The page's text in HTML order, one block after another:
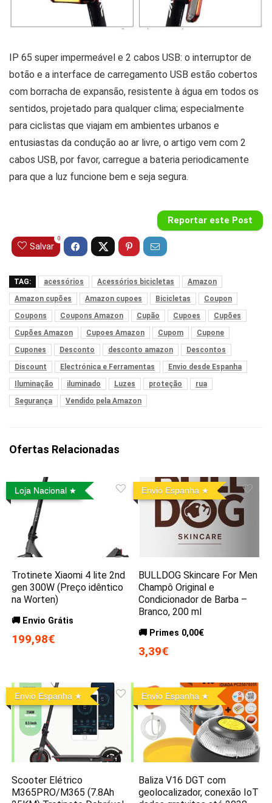
IP 65 super impermeável e 2 cabos USB: o interruptor de
botão e a interface de carregamento USB estão cobertos
com borracha de expansão, resistente à água em todos os
sentidos, projetado para qualquer clima; especialmente
para ciclistas que viajam em ambientes urbanos e
entusiastas da condução ao ar livre, o artigo vem com 2
cabos USB, por favor, carregue a bateria periodicamente
para que a luz funcione bem e seja segura.
Reportar este Post
Salvar
0
TAG: acessórios Acessórios bicicletas
Amazon
Amazon cupões
Amazon cupoes Bicicletas
Coupon
Coupons
Coupons Amazon Cupão Cupoes
Cupões
Cupões Amazon
Cupoes Amazon Cupom
Cupone
Cupones
Desconto desconto amazon
Descontos
Discount
Electrónica e Ferramentas
Envio desde Espanha
Iluminação
iluminado Luzes proteção
rua
Segurança
Vendido pela Amazon
Ofertas Relacionadas
Loja Nacional
Trotinete Xiaomi 4 lite 2nd
gen 300W (Preço idêntico
na Worten)
🚚 Envio Grátis
199,98€
Envio Espanha
BULLDOG Skincare For Men
Champô Original e
Condicionador de Barba –
Branco, 200 ml
🚚 Primes 0,00€
3,39€
Envio Espanha
Scooter Elétrico
M365PRO/M365 (7.8Ah
Envio Espanha
Baliza V16 DGT com
geolocalizador, conexão IoT